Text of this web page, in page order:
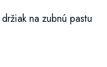
na zubnú pastu